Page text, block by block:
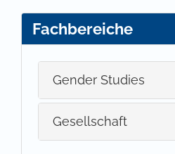
Fachbereiche
Gender Studies
Gesellschaft